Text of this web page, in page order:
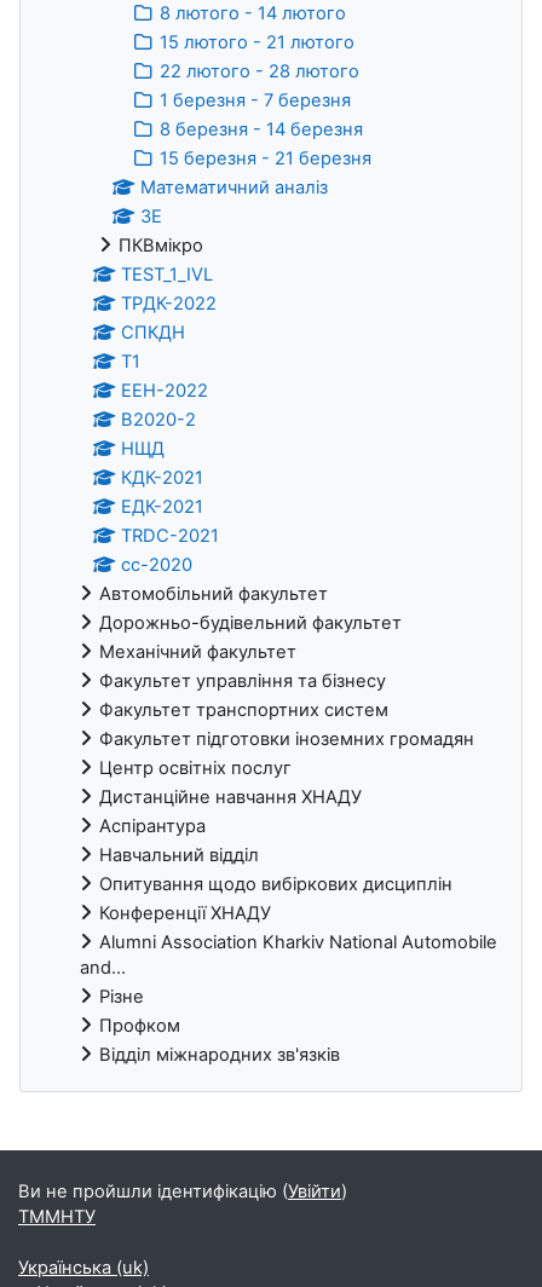
8 лютого - 14 лютого
15 лютого - 21 лютого
22 лютого - 28 лютого
1 березня - 7 березня
8 березня - 14 березня
15 березня - 21 березня
Математичний аналіз
ЗЕ
ПКВмікро
TEST_1_IVL
ТРДК-2022
СПКДН
Т1
ЕЕН-2022
В2020-2
НЩД
КДК-2021
ЕДК-2021
TRDC-2021
cc-2020
Автомобільний факультет
Дорожньо-будівельний факультет
Механічний факультет
Факультет управління та бізнесу
Факультет транспортних систем
Факультет підготовки іноземних громадян
Центр освітніх послуг
Дистанційне навчання ХНАДУ
Аспірантура
Навчальний відділ
Опитування щодо вибіркових дисциплін
Конференції ХНАДУ
Alumni Association Kharkiv National Automobile
and...
Різне
Профком
Відділ міжнародних зв'язків
Блоки
Ви не пройшли ідентифікацію (Увійти)
ТММНТУ
Українська ‎(uk)‎